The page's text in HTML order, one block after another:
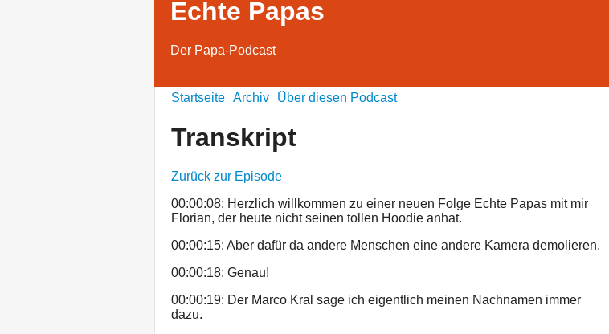
Echte Papas
Der Papa-Podcast
Startseite Archiv Über diesen Podcast
Transkript
Zurück zur Episode
00:00:08: Herzlich willkommen zu einer neuen Folge Echte Papas mit mir
Florian, der heute nicht seinen tollen Hoodie anhat.
00:00:15: Aber dafür da andere Menschen eine andere Kamera demolieren.
00:00:18: Genau!
00:00:19: Der Marco Kral sage ich eigentlich meinen Nachnamen immer
dazu.